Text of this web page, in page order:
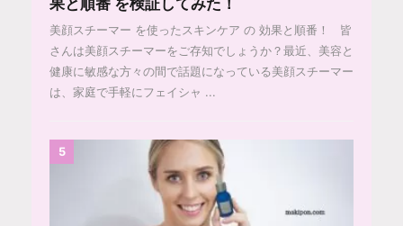
美顔スチーマー を使ったスキンケア の 効果と順番！ 皆
さんは美顔スチーマーをご存知でしょうか？最近、美容と
健康に敏感な方々の間で話題になっている美顔スチーマー
は、家庭で手軽にフェイシャ ...
5